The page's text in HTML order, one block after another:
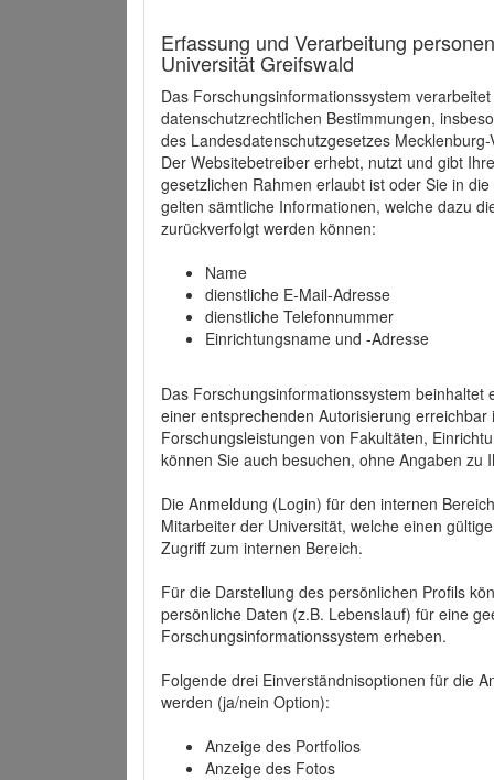
Erfassung und Verarbeitung
Universität Greifswald
Das Forschungsinformationssystem
datenschutzrechtlichen Bestimmungen,
des Landesdatenschutzgesetzes
Der Websitebetreiber erhebt, nutzt und gibt
gesetzlichen Rahmen erlaubt ist oder Sie in
gelten sämtliche Informationen, welche dazu
zurückverfolgt werden können:
Name
dienstliche E-Mail-Adresse
dienstliche Telefonnummer
Einrichtungsname und -Adresse
Das Forschungsinformationssystem beinhaltet
einer entsprechenden Autorisierung
Forschungsleistungen von Fakultäten,
können Sie auch besuchen, ohne Angaben zu
Die Anmeldung (Login) für den internen
Mitarbeiter der Universität, welche einen
Zugriff zum internen Bereich.
Für die Darstellung des persönlichen Profils
persönliche Daten (z.B. Lebenslauf) für eine
Forschungsinformationssystem erheben.
Folgende drei Einverständnisoptionen für die
werden (ja/nein Option):
Anzeige des Portfolios
Anzeige des Fotos